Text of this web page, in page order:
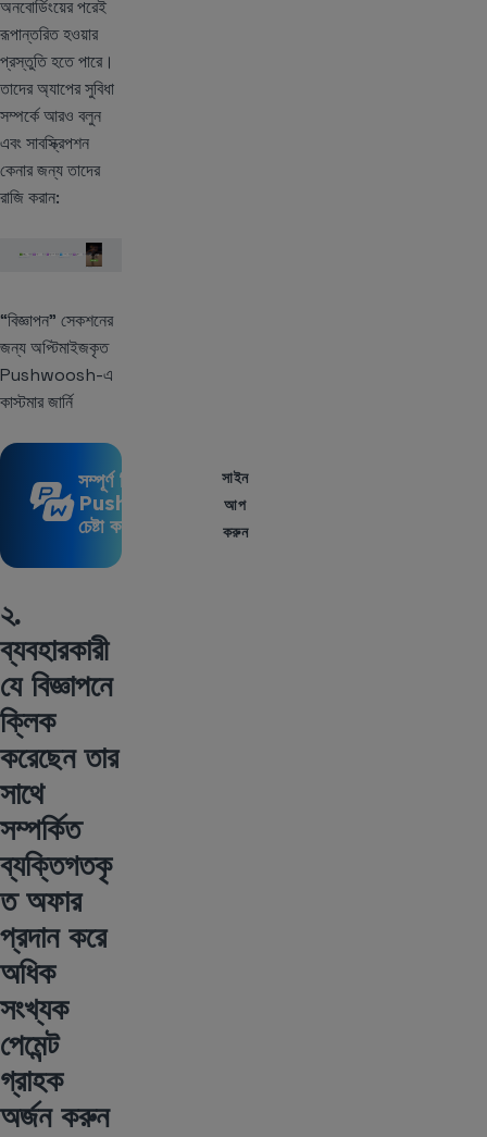
অনবোর্ডিংয়ের পরেই
রূপান্তরিত হওয়ার
প্রস্তুতি হতে পারে।
তাদের অ্যাপের সুবিধা
সম্পর্কে আরও বলুন
এবং সাবস্ক্রিপশন
কেনার জন্য তাদের
রাজি করান:
“বিজ্ঞাপন” সেকশনের
জন্য অপ্টিমাইজকৃত
Pushwoosh-এ
কাস্টমার জার্নি
সম্পূর্ণ বিনামূল্যে
Pushwoosh
চেষ্টা করুন
সাইন
আপ
করুন
২.
ব্যবহারকারী
যে বিজ্ঞাপনে
ক্লিক
করেছেন তার
সাথে
সম্পর্কিত
ব্যক্তিগতকৃ
ত অফার
প্রদান করে
অধিক
সংখ্যক
পেমেন্ট
গ্রাহক
অর্জন করুন